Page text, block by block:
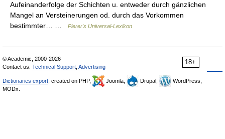
Aufeinanderfolge der Schichten u. entweder durch gänzlichen
Mangel an Versteinerungen od. durch das Vorkommen
bestimmter… …
Pierer's Universal-Lexikon
18+
© Academic, 2000-2026
Contact us: Technical Support Advertising
Dictionaries export , created on PHP, Joomla, Drupal,
WordPress,
MODx.